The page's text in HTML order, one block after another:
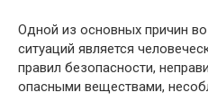
Одной из основных причин
ситуаций является
правил безопасности,
опасными веществами,